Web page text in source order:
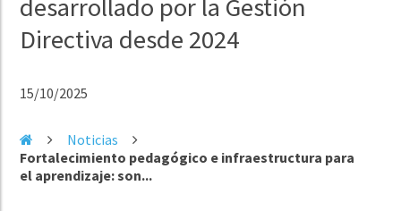
desarrollado por la Gestión
Directiva desde 2024
15/10/2025
Noticias
Fortalecimiento pedagógico e infraestructura para
el aprendizaje: son...